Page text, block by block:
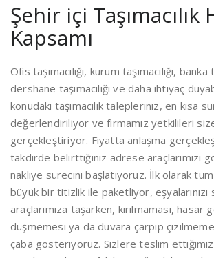
Şehir içi Taşımacılık
Kapsamı
Ofis taşımacılığı, kurum taşımacılığı, banka
dershane taşımacılığı ve daha ihtiyaç
konudaki taşımacılık talepleriniz, en kısa
değerlendiriliyor ve firmamız yetkilileri
gerçekleştiriyor. Fiyatta anlaşma
takdirde belirttiğiniz adrese araçlarımızı
nakliye sürecini başlatıyoruz. İlk olarak tüm
büyük bir titizlik ile paketliyor, eşyalarınızı
araçlarımıza taşarken, kırılmaması, hasar
düşmemesi ya da duvara çarpıp
çaba gösteriyoruz. Sizlere teslim